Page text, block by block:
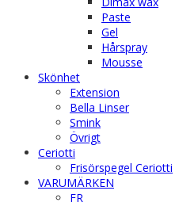
Paste
Gel
Hårspray
Mousse
Skönhet
Extension
Bella Linser
Smink
Övrigt
Ceriotti
Frisörspegel Ceriotti
VARUMÄRKEN
FR